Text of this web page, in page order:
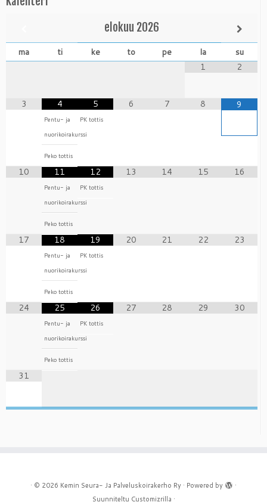
elokuu 2026
ma ti ke to pe la
su
1
2
3 4
Pentu- ja
nuorikoirakurssi
Peko tottis
5
PK tottis
6 7 8 9
10 11
Pentu- ja
nuorikoirakurssi
Peko tottis
12
PK tottis
13 14 15 16
17 18
Pentu- ja
nuorikoirakurssi
Peko tottis
19
PK tottis
20 21 22 23
24 25
Pentu- ja
nuorikoirakurssi
Peko tottis
26
PK tottis
27 28 29 30
31
· © 2026 Kemin Seura- Ja Palveluskoirakerho Ry · Powered by
·
Suunniteltu Customizrilla ·